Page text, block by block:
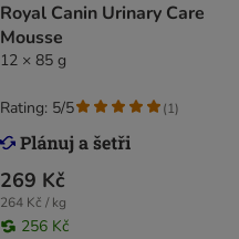
Royal Canin Urinary Care
Mousse
12 × 85 g
269 Kč
264 Kč / kg
256 Kč
Rating: 5/5 (1)